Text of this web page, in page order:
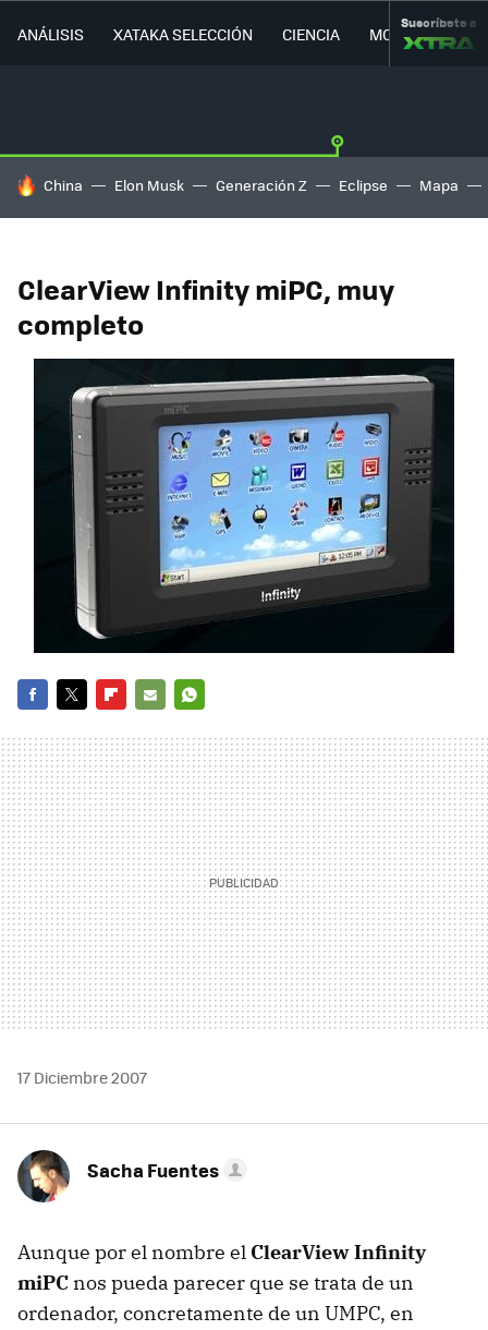
ANÁLISIS XATAKA SELECCIÓN CIENCIA MOVILIDAD
Suscríbete a
HOY SE HABLA DE
China Elon Musk Generación Z Eclipse Mapa
ClearView Infinity miPC, muy
completo
MAIL
17 Diciembre 2007
Sacha Fuentes
Aunque por el nombre el ClearView Infinity
miPC nos pueda parecer que se trata de un
ordenador, concretamente de un UMPC, en